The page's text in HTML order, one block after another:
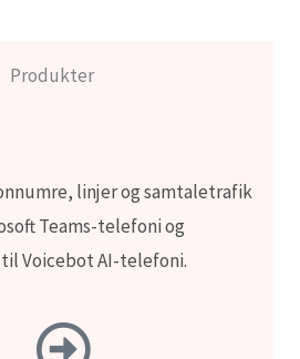
Produkter
linjer og samtaletrafik
Teams-telefoni og
Voicebot AI-telefoni.